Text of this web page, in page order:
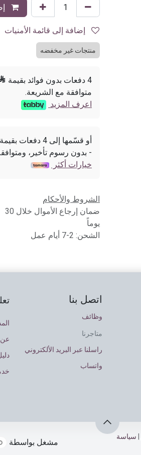
منتجات غير مخفضه
4 دفعات بدون فوائد بقيمة
متوافقة مع الشريعة.
اعرف المزيد
أو قسّمها إلى 4 دفعات بقيمة
- بدون رسوم تأخير،
خيارات أكثر
الشروط والأحكام
ضمان إرجاع الأموال خلال 30
يوماً
الشحن: 2-7 أيام عمل
اتصل بنا
وظائف
متاجرنا
راسلنا عبر البريد الألكتروني
واتساب
عن
سياسة
مشغل بواسطة